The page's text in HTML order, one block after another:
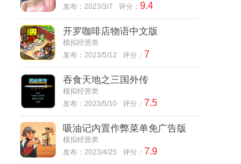
发布：2023/3/7
评分： 9.4
开罗咖啡店物语中文版
模拟经营类
发布：2023/5/12
评分： 7
吞食天地之三国外传
模拟经营类
发布：2023/5/10
评分： 7.5
吸油记内置作弊菜单免广告版
模拟经营类
发布：2023/4/25
评分： 7.9